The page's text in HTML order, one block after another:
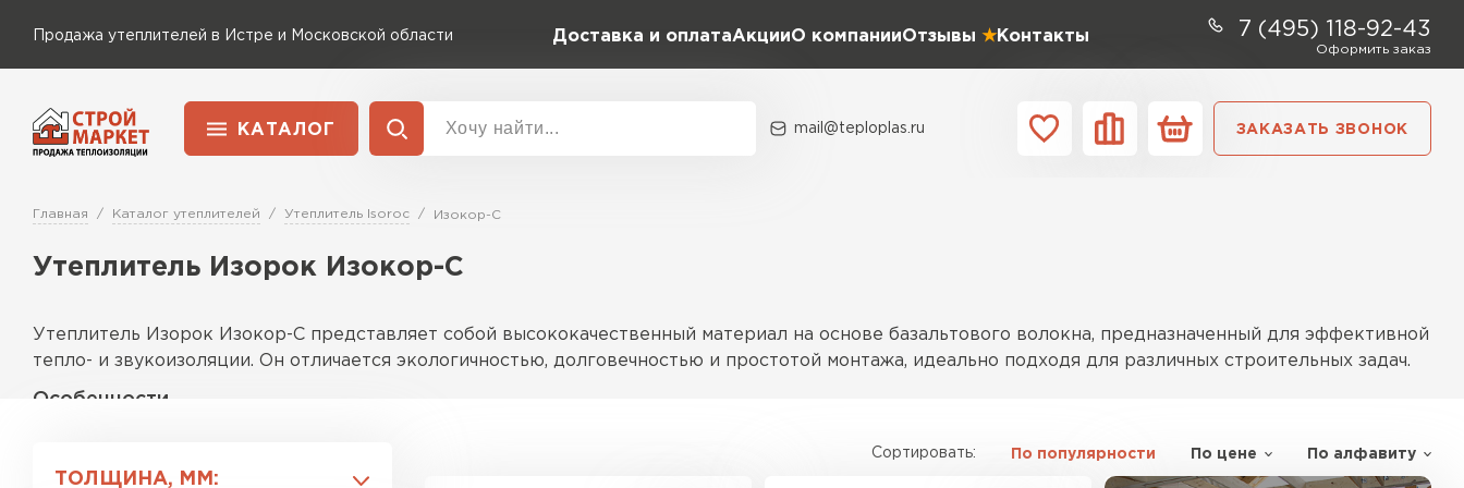
Продажа утеплителей в Истре и Московской области Доставка и оплатаАкцииО компанииОтзывы Контакты 7 (495) 118-92-43
Оформить заказ
КАТАЛОГ mail@teploplas.ru ЗАКАЗАТЬ ЗВОНОК
Главная Каталог утеплителей Утеплитель Isoroc Изокор-С
Утеплитель Изорок Изокор-С
Утеплитель Изорок Изокор-С представляет собой высококачественный материал на основе базальтового волокна, предназначенный для эффективной
тепло- и звукоизоляции. Он отличается экологичностью, долговечностью и простотой монтажа, идеально подходя для различных строительных задач.
Особенности
ТОЛЩИНА, ММ:
Сортировать: По популярности По цене По алфавиту
Доставка и оплата Контакты
Перейти в каталог
Утеплитель Ветонит
ПЕРЕЙТИ ПЕРЕЙТИ
Утеплитель Rockwool
Утеплитель Knauf